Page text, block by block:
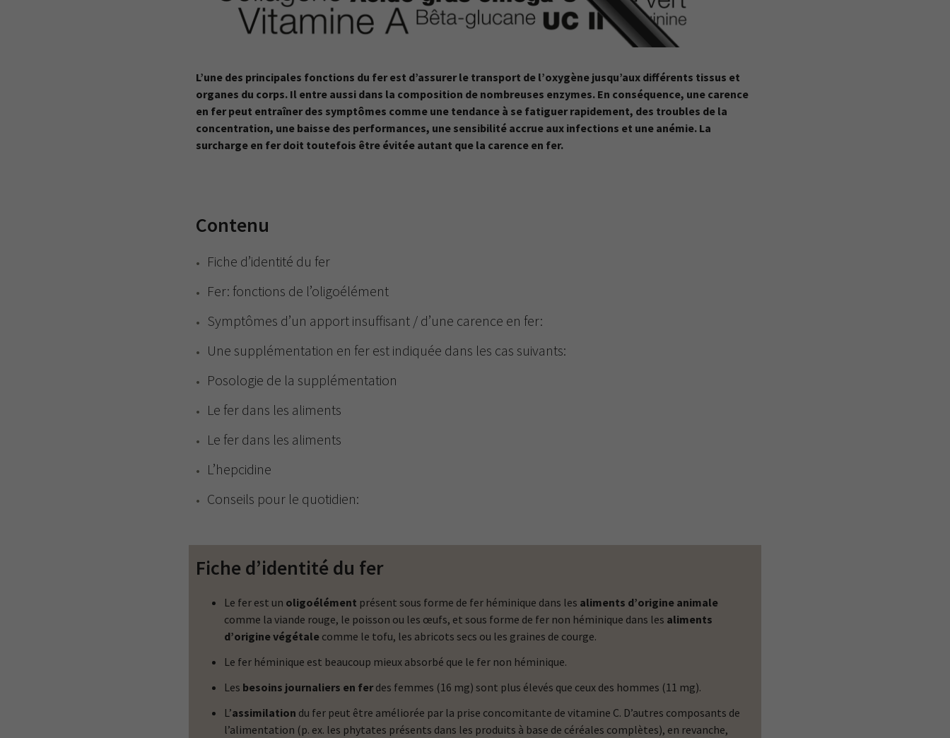
L’une des principales fonctions du fer est d’assurer le transport de l’oxygène jusqu’aux différents tissus et
organes du corps. Il entre aussi dans la composition de nombreuses enzymes. En conséquence, une carence
en fer peut entraîner des symptômes comme une tendance à se fatiguer rapidement, des troubles de la
concentration, une baisse des performances, une sensibilité accrue aux infections et une anémie. La
surcharge en fer doit toutefois être évitée autant que la carence en fer.
Contenu
Fiche d’identité du fer
Fer: fonctions de l’oligoélément
Symptômes d’un apport insuffisant / d’une carence en fer:
Une supplémentation en fer est indiquée dans les cas suivants:
Posologie de la supplémentation
Le fer dans les aliments
Le fer dans les aliments
L’hepcidine
Conseils pour le quotidien:
Fiche d’identité du fer
Le fer est un oligoélément présent sous forme de fer héminique dans les aliments d’origine animale
comme la viande rouge, le poisson ou les œufs, et sous forme de fer non héminique dans les aliments
d’origine végétale comme le tofu, les abricots secs ou les graines de courge.
Le fer héminique est beaucoup mieux absorbé que le fer non héminique.
Les besoins journaliers en fer des femmes (16 mg) sont plus élevés que ceux des hommes (11 mg).
L’assimilation du fer peut être améliorée par la prise concomitante de vitamine C. D’autres composants de
l’alimentation (p. ex. les phytates présents dans les produits à base de céréales complètes), en revanche,